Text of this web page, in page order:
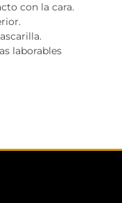
con la cara.
laborables